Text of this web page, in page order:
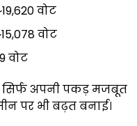
वोट
वोट
वोट
सिर्फ अपनी पकड़ मजबूत
पर भी बढ़त बनाई।